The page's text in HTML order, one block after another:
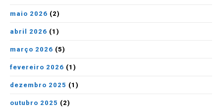
maio 2026 (2)
abril 2026 (1)
março 2026 (5)
fevereiro 2026 (1)
dezembro 2025 (1)
outubro 2025 (2)